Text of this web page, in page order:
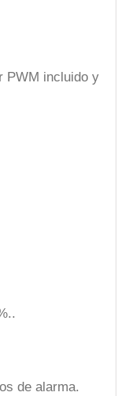
PWM incluido y
de alarma.